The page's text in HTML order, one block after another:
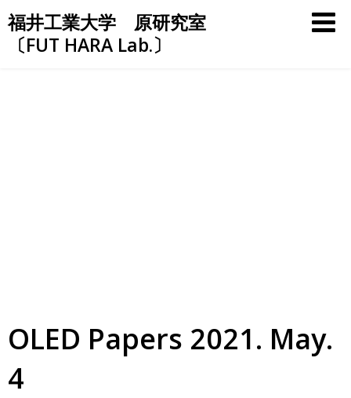
Skip
to
content
福井工業大学 原研究室
〔FUT HARA Lab.〕
OLED Papers 2021. May.
4